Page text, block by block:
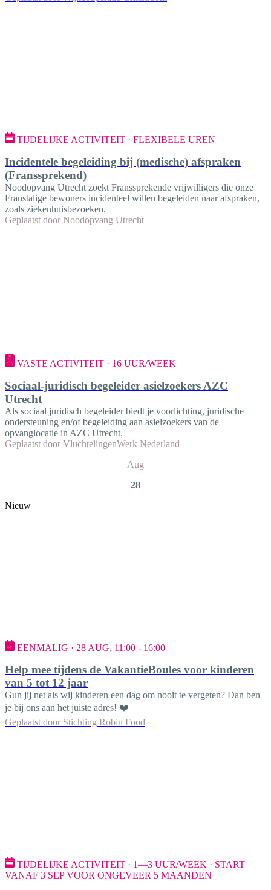
TIJDELIJKE ACTIVITEIT · FLEXIBELE UREN
Incidentele begeleiding bij (medische) afspraken
(Franssprekend)
Noodopvang Utrecht zoekt Franssprekende vrijwilligers die onze
Franstalige bewoners incidenteel willen begeleiden naar afspraken,
zoals ziekenhuisbezoeken.
Geplaatst door Noodopvang Utrecht
VASTE ACTIVITEIT · 16 UUR/WEEK
Sociaal-juridisch begeleider asielzoekers AZC
Utrecht
Als sociaal juridisch begeleider biedt je voorlichting, juridische
ondersteuning en/of begeleiding aan asielzoekers van de
opvanglocatie in AZC Utrecht.
Geplaatst door VluchtelingenWerk Nederland
Aug
28
Nieuw
EENMALIG · 28 AUG, 11:00 - 16:00
Help mee tijdens de VakantieBoules voor kinderen
van 5 tot 12 jaar
Gun jij net als wij kinderen een dag om nooit te vergeten? Dan ben
je bij ons aan het juiste adres! ❤️
Geplaatst door Stichting Robin Food
TIJDELIJKE ACTIVITEIT · 1—3 UUR/WEEK · START
VANAF 3 SEP VOOR ONGEVEER 5 MAANDEN